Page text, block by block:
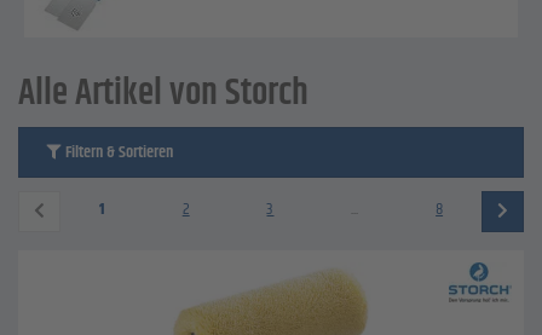
Alle Artikel von Storch
Filtern & Sortieren
1 2 3 8